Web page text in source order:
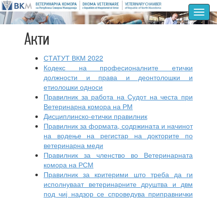
Акти
СТАТУТ ВКМ 2022
Кодекс на професионалните етички
должности и права и деонтолошки и
етиолошки односи
Правилник за работа на Судот на честа при
Ветеринарна комора на РМ
Дисциплинско-етички правилник
Правилник за формата, содржината и начинот
на водење на регистар на докторите по
ветеринарна меди
Правилник за членство во Ветеринарната
комора на РСМ
Правилник за критерими што треба да ги
исполнуваат ветеринарните друштва и двм
под чиј надзор се спроведува приправнички